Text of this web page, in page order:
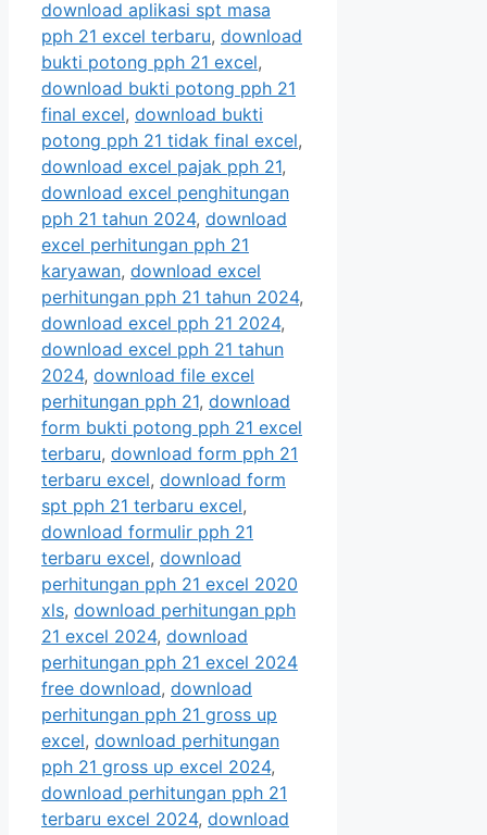
download aplikasi spt masa
pph 21 excel terbaru, download
bukti potong pph 21 excel,
download bukti potong pph 21
final excel, download bukti
potong pph 21 tidak final excel,
download excel pajak pph 21,
download excel penghitungan
pph 21 tahun 2024, download
excel perhitungan pph 21
karyawan, download excel
perhitungan pph 21 tahun 2024,
download excel pph 21 2024,
download excel pph 21 tahun
2024, download file excel
perhitungan pph 21, download
form bukti potong pph 21 excel
terbaru, download form pph 21
terbaru excel, download form
spt pph 21 terbaru excel,
download formulir pph 21
terbaru excel, download
perhitungan pph 21 excel 2020
xls, download perhitungan pph
21 excel 2024, download
perhitungan pph 21 excel 2024
free download, download
perhitungan pph 21 gross up
excel, download perhitungan
pph 21 gross up excel 2024,
download perhitungan pph 21
terbaru excel 2024, download